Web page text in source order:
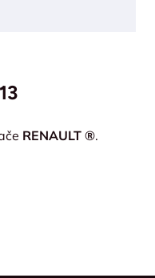
RENAULT ®.